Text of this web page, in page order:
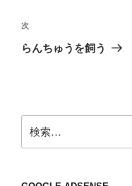
ビ
ゲ
ン
稿
次
の
次
らんちゅうを飼う
索: